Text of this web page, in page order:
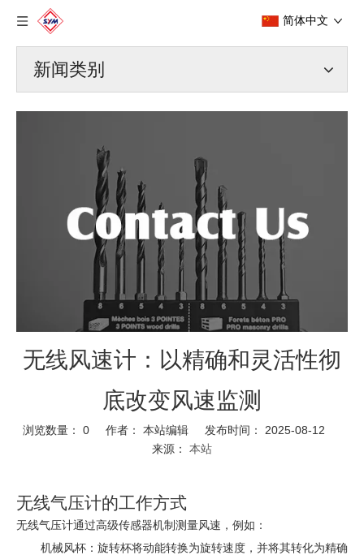
简体中文
新闻类别
无线风速计：以精确和灵活性彻
底改变风速监测
浏览数量： 0 作者： 本站编辑 发布时间： 2025-08-12
来源： 本站
无线气压计的工作方式
无线气压计通过高级传感器机制测量风速，例如：
机械风杯：旋转杯将动能转换为旋转速度，并将其转化为精确